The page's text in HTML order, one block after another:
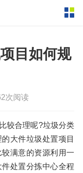
单轴撕碎机
移动式撕碎站
鼓式粉碎机
通用型粉碎机
颚式破碎机
目如何规
次阅读
较合理呢?垃圾分类
大件垃圾处置项目
满意的资源利用一
处置分拣中心全程